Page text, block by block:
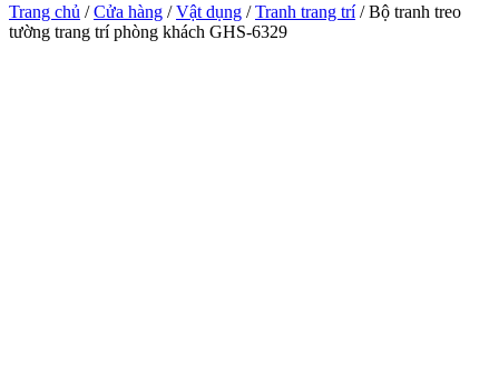
Trang chủ /Cửa hàng /Vật dụng /Tranh trang trí/ Bộ tranh treo
tường trang trí phòng khách GHS-6329